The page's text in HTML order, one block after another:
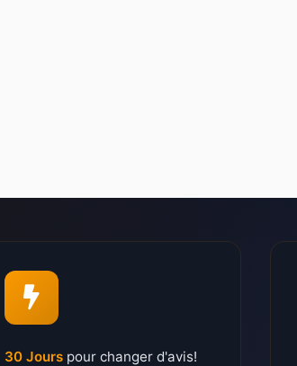
30 Jours pour changer d'avis!